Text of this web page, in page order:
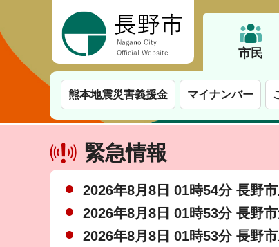
市民
熊本地震災害義援金 マイナンバー
緊急情報
2026年8月8日 01時54分 長野
2026年8月8日 01時53分 長野
2026年8月8日 01時53分 長野